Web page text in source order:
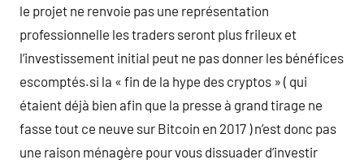
le projet ne renvoie pas une représentation
professionnelle les traders seront plus frileux et
l’investissement initial peut ne pas donner les bénéfices
escomptés.si la « fin de la hype des cryptos » ( qui
étaient déjà bien afin que la presse à grand tirage ne
fasse tout ce neuve sur Bitcoin en 2017 ) n’est donc pas
une raison ménagère pour vous dissuader d’investir